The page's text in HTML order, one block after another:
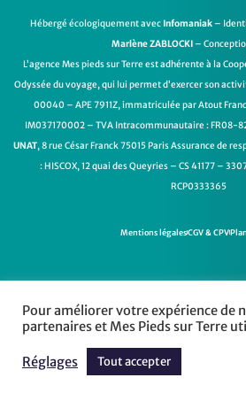
Hébergé écologiquement avec Infomaniak–
Marlène ZABLOCKI–
L’agence Mes pieds sur Terre est adhérente à la
Odyssée du voyage, qui lui permet d’exercer son
00040 – APE 7911Z, immatriculée par Atout
IM037170002 – TVA Intracommunautaire : FR08-
UNAT, 8 rue César Franck 75015 Paris Assurance de
: HISCOX, 12 quai des Queyries – CS 41177 –
RCP0333365
Mentions légalesCGV & CPV
Pour améliorer votre expérience de
partenaires et Mes Pieds sur Terre
Réglages Tout accepter